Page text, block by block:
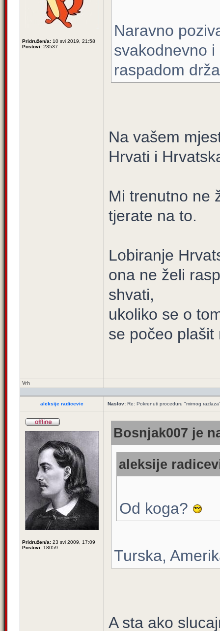
Pridružen/a: 10 svi 2019, 21:58
Postovi: 23537
Naravno
svakodnevno
raspadom
Na vašem
Hrvati i
Mi trenutno ne
tjerate na to.
Lobiranje
ona ne želi
shvati,
ukoliko se o
se počeo
Vrh
aleksije radicevic Naslov: Re: Pokrenuti proceduru "mirnog
Pridružen/a: 23 svi 2009, 17:09
Postovi: 18059
Bosnjak007 je
aleksije
Od koga?
Turska,
A sta ako